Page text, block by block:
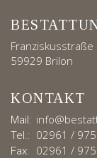
Franziskusstraße
59929 Brilon
KONTAKT
Mail:
Tel.: 02961 /
Fax: 02961 /